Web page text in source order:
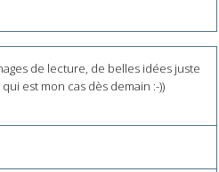
de lecture, de belles idées juste
est mon cas dès demain :-))